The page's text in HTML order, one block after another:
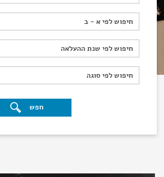
חיפוש לפי א - ב
חיפוש לפי א - ב
חיפוש לפי שנת ההעלאה
חיפוש לפי שנת ההעלאה
חיפוש לפי סוגה
חיפוש לפי סוגה
חפש